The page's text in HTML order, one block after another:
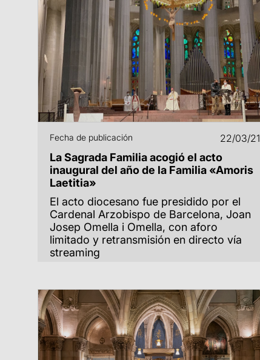
Fecha de publicación 22/03/21
La Sagrada Familia acogió el acto
inaugural del año de la Familia «Amoris
Laetitia»
El acto diocesano fue presidido por el
Cardenal Arzobispo de Barcelona, Joan
Josep Omella i Omella, con aforo
limitado y retransmisión en directo vía
streaming